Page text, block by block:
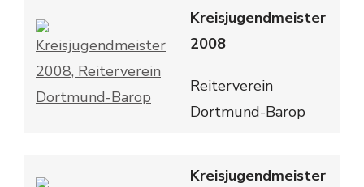
Kreisjugendmeister
2008
Reiterverein
Dortmund-Barop
Kreisjugendmeister